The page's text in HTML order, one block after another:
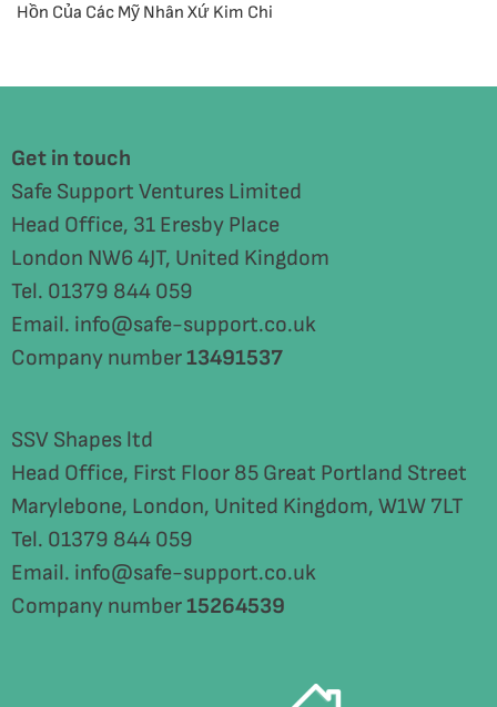
Hồn Của Các Mỹ Nhân Xứ Kim Chi
Get in touch
Safe Support Ventures Limited
Head Office, 31 Eresby Place
London NW6 4JT, United Kingdom
Tel. 01379 844 059
Email. info@safe-support.co.uk
Company number13491537
SSV Shapes ltd
Head Office, First Floor 85 Great Portland Street
Marylebone, London, United Kingdom, W1W 7LT
Tel. 01379 844 059
Email. info@safe-support.co.uk
Company number15264539